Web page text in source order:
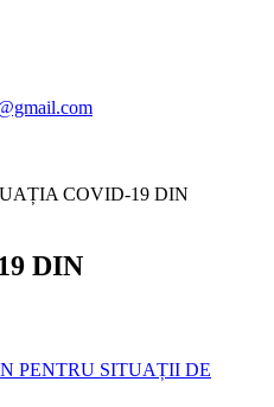
DIN
PENTRU SITUAȚII DE